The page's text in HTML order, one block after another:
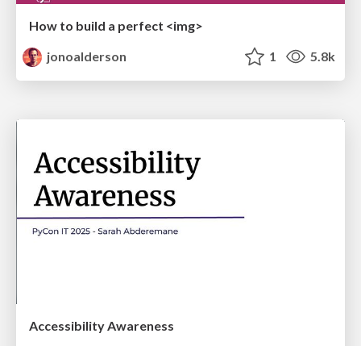
How to build a perfect <img>
jonoalderson
1 5.8k
Accessibility Awareness